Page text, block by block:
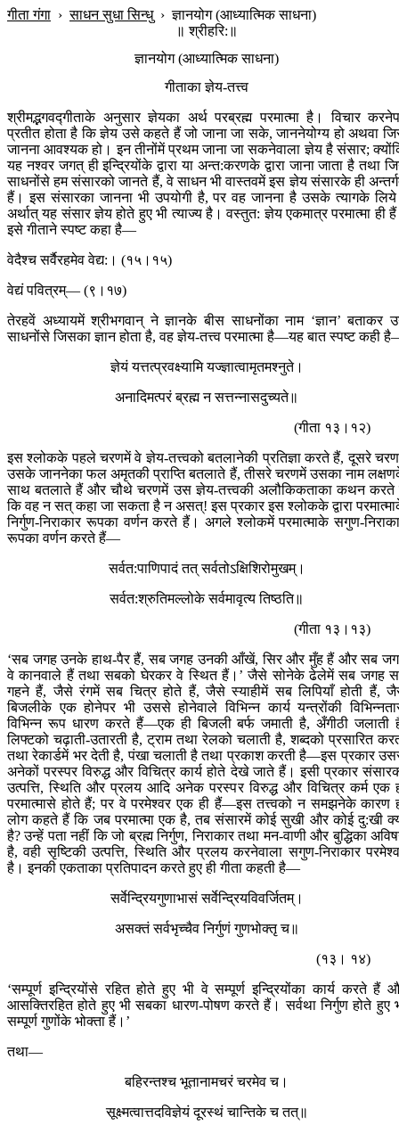
गीता गंगा ›साधन सुधा सिन्धु›ज्ञानयोग (आध्यात्मिक साधना)
॥ श्रीहरि:॥
ज्ञानयोग (आध्यात्मिक साधना)
गीताका ज्ञेय-तत्त्व
श्रीमद्भगवद्गीताके अनुसार ज्ञेयका अर्थ परब्रह्म परमात्मा है। विचार
प्रतीत होता है कि ज्ञेय उसे कहते हैं जो जाना जा सके, जाननेयोग्य हो अथवा
जानना आवश्यक हो। इन तीनोंमें प्रथम जाना जा सकनेवाला ज्ञेय है संसार;
यह नश्वर जगत् ही इन्द्रियोंके द्वारा या अन्त:करणके द्वारा जाना जाता है तथा
साधनोंसे हम संसारको जानते हैं, वे साधन भी वास्तवमें इस ज्ञेय संसारके ही
हैं। इस संसारका जानना भी उपयोगी है, पर वह जानना है उसके त्यागके
अर्थात् यह संसार ज्ञेय होते हुए भी त्याज्य है। वस्तुत: ज्ञेय एकमात्र परमात्मा ही
इसे गीताने स्पष्ट कहा है—
वेदैश्च सर्वैरहमेव वेद्य:। (१५।१५)
वेद्यं पवित्रम्— (९।१७)
तेरहवें अध्यायमें श्रीभगवान् ने ज्ञानके बीस साधनोंका नाम ‘ज्ञान’ बताकर
साधनोंसे जिसका ज्ञान होता है, वह ज्ञेय-तत्त्व परमात्मा है—यह बात स्पष्ट कही
ज्ञेयं यत्तत्प्रवक्ष्यामि यज्ज्ञात्वामृतमश्नुते।
अनादिमत्परं ब्रह्म न सत्तन्नासदुच्यते॥
(गीता १३।१२)
इस श्लोकके पहले चरणमें वे ज्ञेय-तत्त्वको बतलानेकी प्रतिज्ञा करते हैं, दूसरे
उसके जाननेका फल अमृतकी प्राप्ति बतलाते हैं, तीसरे चरणमें उसका नाम
साथ बतलाते हैं और चौथे चरणमें उस ज्ञेय-तत्त्वकी अलौकिकताका कथन करते
कि वह न सत् कहा जा सकता है न असत्! इस प्रकार इस श्लोकके द्वारा
निर्गुण-निराकार रूपका वर्णन करते हैं। अगले श्लोकमें परमात्माके सगुण-
रूपका वर्णन करते हैं—
सर्वत:पाणिपादं तत् सर्वतोऽक्षिशिरोमुखम्।
सर्वत:श्रुतिमल्लोके सर्वमावृत्य तिष्ठति॥
(गीता १३।१३)
‘सब जगह उनके हाथ-पैर हैं, सब जगह उनकी आँखें, सिर और मुँह हैं और सब
वे कानवाले हैं तथा सबको घेरकर वे स्थित हैं।’ जैसे सोनेके ढेलेमें सब जगह
गहने हैं, जैसे रंगमें सब चित्र होते हैं, जैसे स्याहीमें सब लिपियाँ होती हैं,
बिजलीके एक होनेपर भी उससे होनेवाले विभिन्न कार्य यन्त्रोंकी
विभिन्न रूप धारण करते हैं—एक ही बिजली बर्फ जमाती है, अँगीठी जलाती
लिफ्टको चढ़ाती-उतारती है, ट्राम तथा रेलको चलाती है, शब्दको प्रसारित
तथा रेकार्डमें भर देती है, पंखा चलाती है तथा प्रकाश करती है—इस प्रकार
अनेकों परस्पर विरुद्ध और विचित्र कार्य होते देखे जाते हैं। इसी प्रकार
उत्पत्ति, स्थिति और प्रलय आदि अनेक परस्पर विरुद्ध और विचित्र कर्म एक
परमात्मासे होते हैं; पर वे परमेश्वर एक ही हैं—इस तत्त्वको न समझनेके कारण
लोग कहते हैं कि जब परमात्मा एक है, तब संसारमें कोई सुखी और कोई दु:खी
है? उन्हें पता नहीं कि जो ब्रह्म निर्गुण, निराकार तथा मन-वाणी और बुद्धिका
है, वही सृष्टिकी उत्पत्ति, स्थिति और प्रलय करनेवाला सगुण-निराकार
है। इनकी एकताका प्रतिपादन करते हुए ही गीता कहती है—
सर्वेन्द्रियगुणाभासं सर्वेन्द्रियविवर्जितम्।
असक्तं सर्वभृच्चैव निर्गुणं गुणभोक्तृ च॥
(१३। १४)
‘सम्पूर्ण इन्द्रियोंसे रहित होते हुए भी वे सम्पूर्ण इन्द्रियोंका कार्य करते हैं
आसक्तिरहित होते हुए भी सबका धारण-पोषण करते हैं। सर्वथा निर्गुण होते हुए
सम्पूर्ण गुणोंके भोक्ता हैं।’
तथा—
बहिरन्तश्च भूतानामचरं चरमेव च।
सूक्ष्मत्वात्तदविज्ञेयं दूरस्थं चान्तिके च तत्॥